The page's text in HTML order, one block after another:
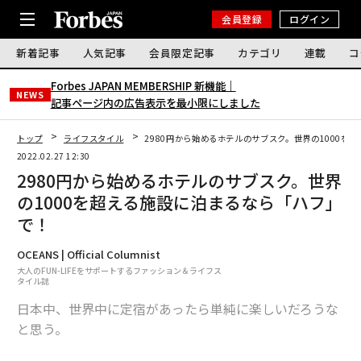
会員登録 ログイン
新着記事 人気記事 会員限定記事 カテゴリ 連載
NEWS
Forbes JAPAN MEMBERSHIP 新機能｜
記事ページ内の広告表示を最小限にしました
トップ ライフスタイル
2980円から始めるホテルのサブスク。世界の1000を
2022.02.27 12:30
2980円から始めるホテルのサブスク。世界
の1000を超える施設に泊まるなら「ハフ」
で！
OCEANS | Official Columnist
大人のFUN-LIFEをサポートするファッション＆ライフス
タイル誌
日本中、世界中に定宿があったら単純に楽しいだろうな
と思う。